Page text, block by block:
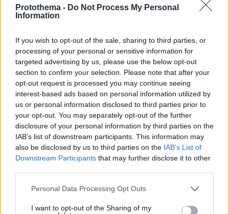
Protothema - Do Not Process My Personal
Information
If you wish to opt-out of the sale, sharing to third parties, or
processing of your personal or sensitive information for
targeted advertising by us, please use the below opt-out
section to confirm your selection. Please note that after your
opt-out request is processed you may continue seeing
interest-based ads based on personal information utilized by
us or personal information disclosed to third parties prior to
your opt-out. You may separately opt-out of the further
disclosure of your personal information by third parties on the
IAB’s list of downstream participants. This information may
also be disclosed by us to third parties on the IAB’s List of
Downstream Participants that may further disclose it to other
Please note that this website/app uses one or more Google
not limited to your visit or usage behaviour. You may click to
Personal Data Processing Opt Outs
I want to opt-out of the Sharing of my
Έκοψαν το ιστορικό δέντρο του «Ρομπέν των Δασών»
ηλικίας 300 ετών - Ποιος και γιατί το «πριόνισε»
29.09.2023, 14:06